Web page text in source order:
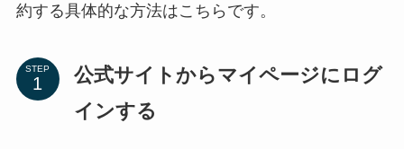
約する具体的な方法はこちらです。
STEP
公式サイトからマイページにログ
インする